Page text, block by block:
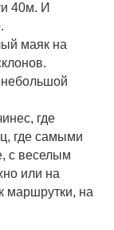
40м. И
маяк на
где
где самыми
с веселым
или на
маршрутки, на